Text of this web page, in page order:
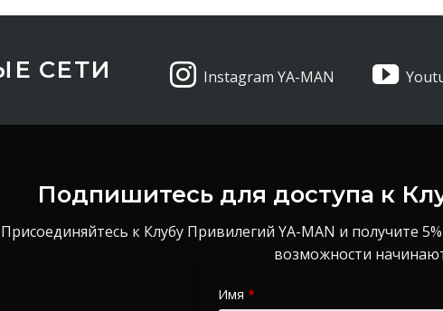
СЕТИ Instagram YA-MAN
Подпишитесь для доступа к
Присоединяйтесь к Клубу Привилегий YA-MAN и получите
возможности
Имя *